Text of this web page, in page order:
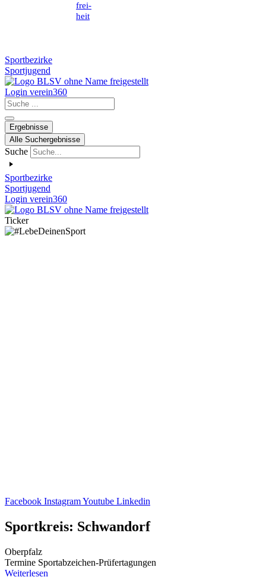
frei­
heit
Sportbezirke
Sportjugend
Login verein360
Search
...
Ergebnisse
Alle Suchergebnisse
Suche
Sportbezirke
Sportjugend
Login verein360
Ticker
Facebook InstagramYoutube Linkedin
Sportkreis: Schwandorf
Oberpfalz
Termine Sport­ab­zei­chen-Prüfer­ta­gun­gen
Weiterlesen